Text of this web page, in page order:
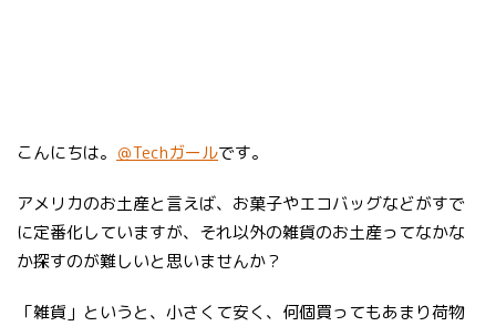
こんにちは。 ＠Techガールです。
アメリカのお土産と言えば、お菓子やエコバッグなどがすで
に定番化していますが、それ以外の雑貨のお土産ってなかな
か探すのが難しいと思いませんか？
「雑貨」というと、小さくて安く、何個買ってもあまり荷物